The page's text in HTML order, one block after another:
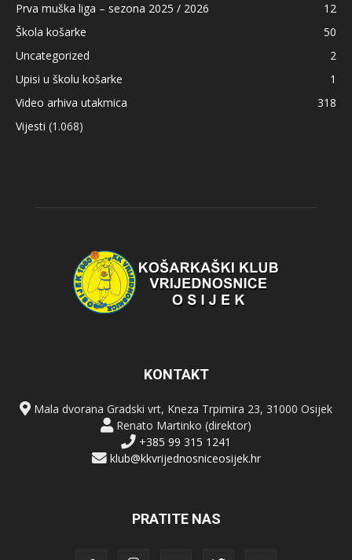
Prva muška liga – sezona 2025 / 2026
12
Škola košarke
50
Uncategorized
2
Upisi u školu košarke
1
Video arhiva utakmica
318
Vijesti (1.068)
KONTAKT
Mala dvorana Gradski vrt, Kneza Trpimira 23, 31000 Osijek
Renato Martinko (direktor)
+385 99 315 1241
klub@kkvrijednosniceosijek.hr
PRATITE NAS